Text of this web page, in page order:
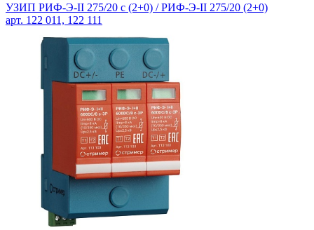
УЗИП РИФ-Э-II 275/20 с (2+0) / РИФ-Э-II 275/20 (2+0)
арт. 122 011, 122 111